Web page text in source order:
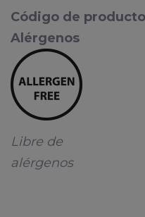
Código de producto
Alérgenos
Libre de
alérgenos